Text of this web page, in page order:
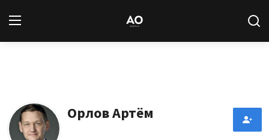
Новости
Статьи
Орлов Артём